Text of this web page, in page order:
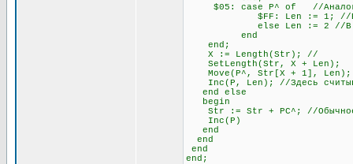
$05: case P^ of //
$FF: Len := 1; //Если
else Len := 2 //В любом
end
end;
X := Length(Str); //
SetLength(Str, X +
Move(P^, Str[X + 1],
Inc(P, Len); //Здесь
end else
begin
Str := Str + PC^; //Обычное
Inc(P)
end
end
end
end;